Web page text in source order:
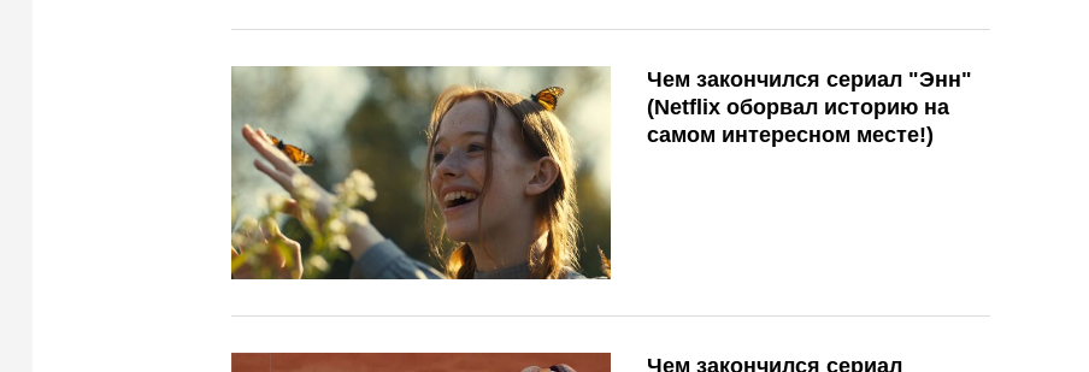
Чем закончился сериал "Энн"
(Netflix оборвал историю на
самом интересном месте!)
Чем закончился сериал